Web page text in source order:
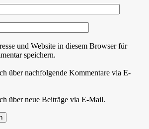
und Website in diesem Browser für
speichern.
über nachfolgende Kommentare via E-
über neue Beiträge via E-Mail.